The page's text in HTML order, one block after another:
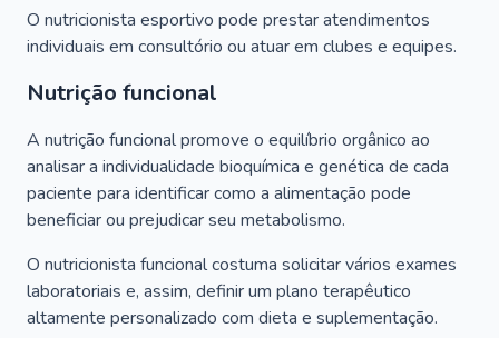
O nutricionista esportivo pode prestar atendimentos
individuais em consultório ou atuar em clubes e equipes.
Nutrição funcional
A nutrição funcional promove o equilíbrio orgânico ao
analisar a individualidade bioquímica e genética de cada
paciente para identificar como a alimentação pode
beneficiar ou prejudicar seu metabolismo.
O nutricionista funcional costuma solicitar vários exames
laboratoriais e, assim, definir um plano terapêutico
altamente personalizado com dieta e suplementação.